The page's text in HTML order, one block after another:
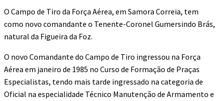
O Campo de Tiro da Força Aérea, em Samora Correia, tem
como novo comandante o Tenente-Coronel Gumersindo Brás,
natural da Figueira da Foz.
O novo Comandante do Campo de Tiro ingressou na Força
Aérea em janeiro de 1985 no Curso de Formação de Praças
Especialistas, tendo mais tarde ingressado na categoria de
Oficial na especialidade Técnico Manutenção de Armamento e